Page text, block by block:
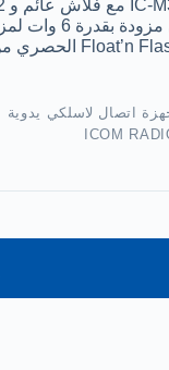
اتصال لاسلكي يدوية
ICOM